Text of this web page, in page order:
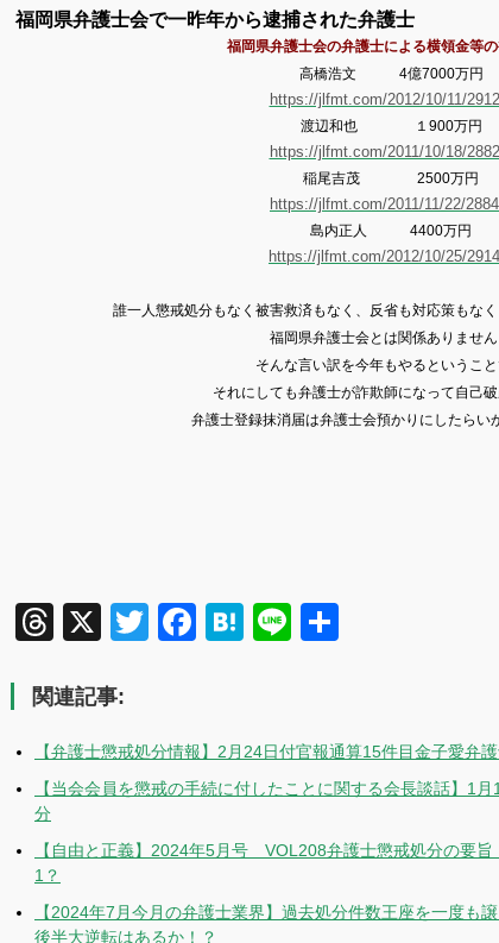
福岡県弁護士会で一昨年から逮捕された弁護士
福岡県弁護士会の弁護士による横領金等
高橋浩文 4億7000万円
https://jlfmt.com/2012/10/11/
渡辺和也 １ 900万円
https://jlfmt.com/2011/10/18/
稲尾吉茂 2500万円
https://jlfmt.com/2011/11/22/
島内正人 4400万円
https://jlfmt.com/2012/10/25/
誰一人懲戒処分もなく被害救済もなく、反省も対応策もなく
福岡県弁護士会とは関係ありません
そんな言い訳を今年もやるというこ
それにしても弁護士が詐欺師になって自己
弁護士登録抹消届は弁護士会預かりにしたらい
Threads
X TwitterFacebook
Hatena
Line
関連記事:
【弁護士懲戒処分情報】2月24日付官報通算15件目金子愛弁
【当会会員を懲戒の手続に付したことに関する会長談話】1
分
【自由と正義】2024年5月号 VOL208弁護士懲戒処分の要
1？
【2024年7月今月の弁護士業界】過去処分件数王座を一度も
後半大逆転はあるか！？